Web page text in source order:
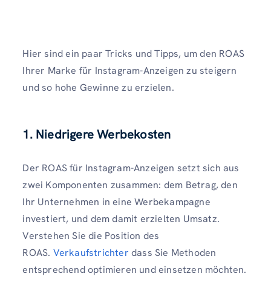
Hier sind ein paar Tricks und Tipps, um den ROAS
Ihrer Marke für Instagram-Anzeigen zu steigern
und so hohe Gewinne zu erzielen.
1. Niedrigere Werbekosten
Der ROAS für Instagram-Anzeigen setzt sich aus
zwei Komponenten zusammen: dem Betrag, den
Ihr Unternehmen in eine Werbekampagne
investiert, und dem damit erzielten Umsatz.
Verstehen Sie die Position des
ROAS. Verkaufstrichter dass Sie Methoden
entsprechend optimieren und einsetzen möchten.